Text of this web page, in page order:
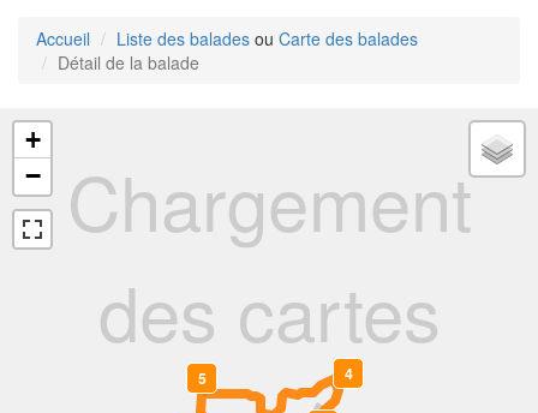
Accueil Liste des balades ou Carte des balades
Détail de la balade
Chargement
des cartes
4
5
+
−